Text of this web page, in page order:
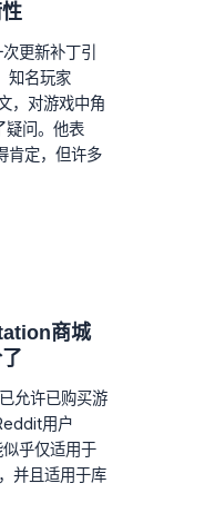
更新补丁引
知名玩家
，对游戏中角
疑问。他表
肯定，但许多
商城
允许已购买游
用户
乎仅适用于
并且适用于库